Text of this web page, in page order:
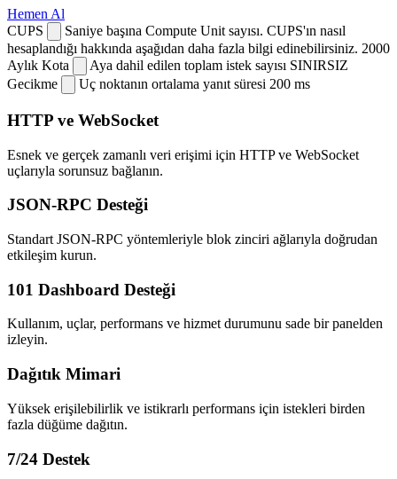
Hemen Al
CUPS
Saniye başına Compute Unit sayısı. CUPS'ın nasıl
hesaplandığı hakkında aşağıdan daha fazla bilgi edinebilirsiniz. 2000
Aylık Kota
Aya dahil edilen toplam istek sayısı SINIRSIZ
Gecikme
Uç noktanın ortalama yanıt süresi 200 ms
HTTP ve WebSocket
Esnek ve gerçek zamanlı veri erişimi için HTTP ve WebSocket
uçlarıyla sorunsuz bağlanın.
JSON-RPC Desteği
Standart JSON-RPC yöntemleriyle blok zinciri ağlarıyla doğrudan
etkileşim kurun.
101 Dashboard Desteği
Kullanım, uçlar, performans ve hizmet durumunu sade bir panelden
izleyin.
Dağıtık Mimari
Yüksek erişilebilirlik ve istikrarlı performans için istekleri birden
fazla düğüme dağıtın.
7/24 Destek